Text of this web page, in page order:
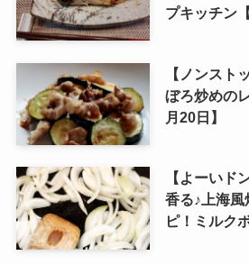
プキッチン
【ノンスト
ぼろ炒めの
月20日】
【よーいド
香る♪上海
ピ！ミルク